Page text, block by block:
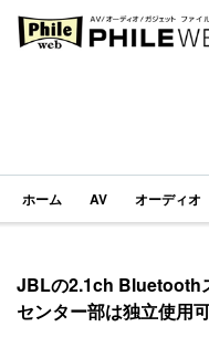
PHILE WEB｜AV/オー
ホーム AV オーディオ
JBLの2.1ch Bluetooth
センター部は独立使用